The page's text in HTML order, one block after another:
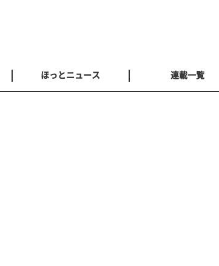
ほっとニュース 連載一覧